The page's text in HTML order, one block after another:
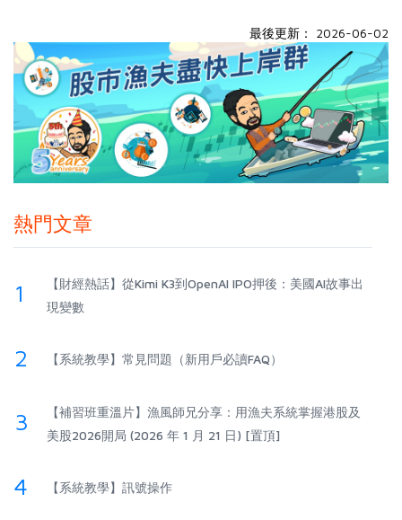
最後更新： 2026-06-02
熱門文章
1
【財經熱話】從Kimi K3到OpenAI IPO押後：美國AI故事出
現變數
2 【系統教學】常見問題（新用戶必讀FAQ）
3
【補習班重溫片】漁風師兄分享：用漁夫系統掌握港股及
美股2026開局 (2026 年 1 月 21 日) [置頂]
4 【系統教學】訊號操作